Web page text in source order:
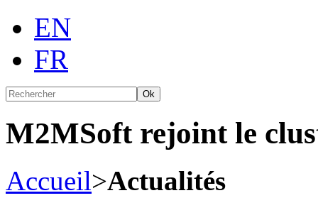
EN
FR
Ok
M2MSoft rejoint le
Accueil>Actualités